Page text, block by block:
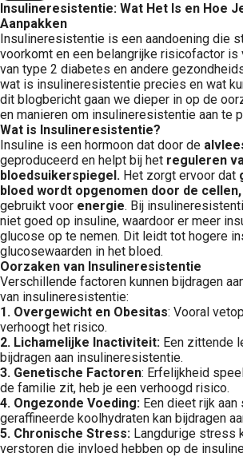
Insulineresistentie: Wat Het Is en Hoe
Aanpakken
Insulineresistentie is een aandoening die
voorkomt en een belangrijke risicofactor is
van type 2 diabetes en andere
wat is insulineresistentie precies en wat
dit blogbericht gaan we dieper in op de
en manieren om insulineresistentie aan te
Wat is Insulineresistentie?
Insuline is een hormoon dat door de
geproduceerd en helpt bij het reguleren
bloedsuikerspiegel. Het zorgt ervoor dat
bloed wordt opgenomen door de cellen,
gebruikt voor energie. Bij
niet goed op insuline, waardoor er meer
glucose op te nemen. Dit leidt tot hogere
glucosewaarden in het bloed.
Oorzaken van Insulineresistentie
Verschillende factoren kunnen bijdragen
van insulineresistentie:
1. Overgewicht en Obesitas: Vooral
verhoogt het risico.
2. Lichamelijke Inactiviteit: Een zittende
bijdragen aan insulineresistentie.
3. Genetische Factoren: Erfelijkheid
de familie zit, heb je een verhoogd risico.
4. Ongezonde Voeding: Een dieet rijk aan
geraffineerde koolhydraten kan bijdragen
5. Chronische Stress: Langdurige stress
verstoren die invloed hebben op de